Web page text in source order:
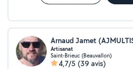
Arnaud Jamet
Artisanat
Saint-Brieuc (Beauvallon)
4,7/5 (39 avis)